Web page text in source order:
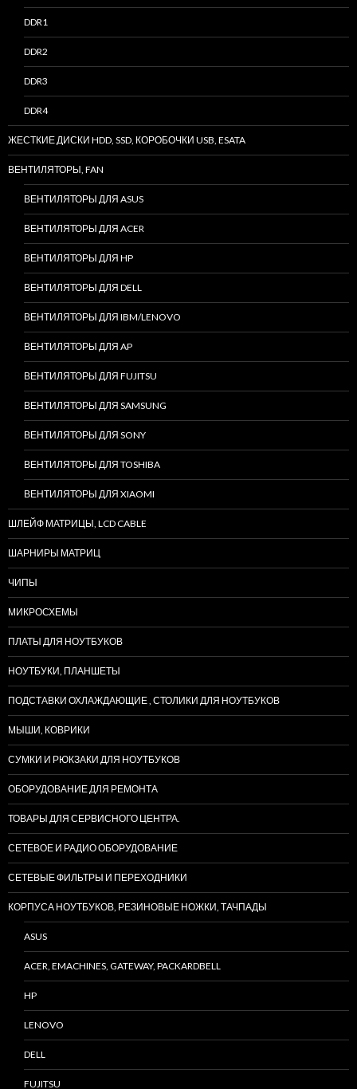
DDR1
DDR2
DDR3
DDR4
ЖЕСТКИЕ ДИСКИ HDD, SSD, КОРОБОЧКИ USB, ESATA
ВЕНТИЛЯТОРЫ, FAN
ВЕНТИЛЯТОРЫ ДЛЯ ASUS
ВЕНТИЛЯТОРЫ ДЛЯ ACER
ВЕНТИЛЯТОРЫ ДЛЯ HP
ВЕНТИЛЯТОРЫ ДЛЯ DELL
ВЕНТИЛЯТОРЫ ДЛЯ IBM/LENOVO
ВЕНТИЛЯТОРЫ ДЛЯ AP
ВЕНТИЛЯТОРЫ ДЛЯ FUJITSU
ВЕНТИЛЯТОРЫ ДЛЯ SAMSUNG
ВЕНТИЛЯТОРЫ ДЛЯ SONY
ВЕНТИЛЯТОРЫ ДЛЯ TOSHIBA
ВЕНТИЛЯТОРЫ ДЛЯ XIAOMI
ШЛЕЙФ МАТРИЦЫ, LCD CABLE
ШАРНИРЫ МАТРИЦ
ЧИПЫ
МИКРОСХЕМЫ
ПЛАТЫ ДЛЯ НОУТБУКОВ
НОУТБУКИ, ПЛАНШЕТЫ
ПОДСТАВКИ ОХЛАЖДАЮЩИЕ , СТОЛИКИ ДЛЯ НОУТБУКОВ
МЫШИ, КОВРИКИ
СУМКИ И РЮКЗАКИ ДЛЯ НОУТБУКОВ
ОБОРУДОВАНИЕ ДЛЯ РЕМОНТА
ТОВАРЫ ДЛЯ СЕРВИСНОГО ЦЕНТРА.
СЕТЕВОЕ И РАДИО ОБОРУДОВАНИЕ
СЕТЕВЫЕ ФИЛЬТРЫ И ПЕРЕХОДНИКИ
КОРПУСА НОУТБУКОВ, РЕЗИНОВЫЕ НОЖКИ, ТАЧПАДЫ
ASUS
ACER, EMACHINES, GATEWAY, PACKARDBELL
HP
LENOVO
DELL
FUJITSU